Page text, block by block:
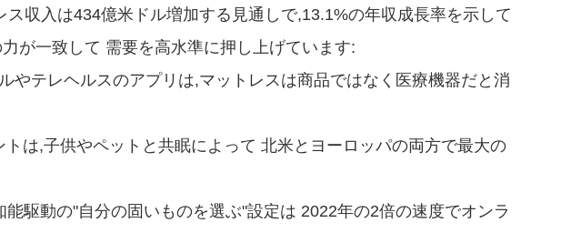
収入は434億米ドル増加する見通しで,13.1%の年収成長率を示して
が一致して 需要を高水準に押し上げています:
やテレヘルスのアプリは,マットレスは商品ではなく医療機器だと消
は,子供やペットと共眠によって 北米とヨーロッパの両方で最大の
駆動の"自分の固いものを選ぶ"設定は 2022年の2倍の速度でオンラ